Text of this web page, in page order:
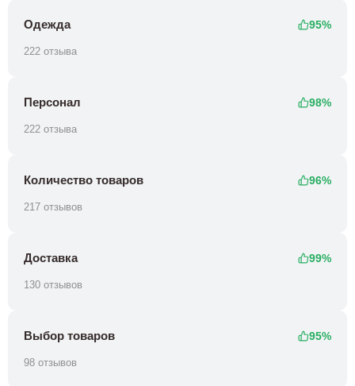
Одежда 95%
222 отзыва
Персонал 98%
222 отзыва
Количество товаров 96%
217 отзывов
Доставка 99%
130 отзывов
Выбор товаров 95%
98 отзывов